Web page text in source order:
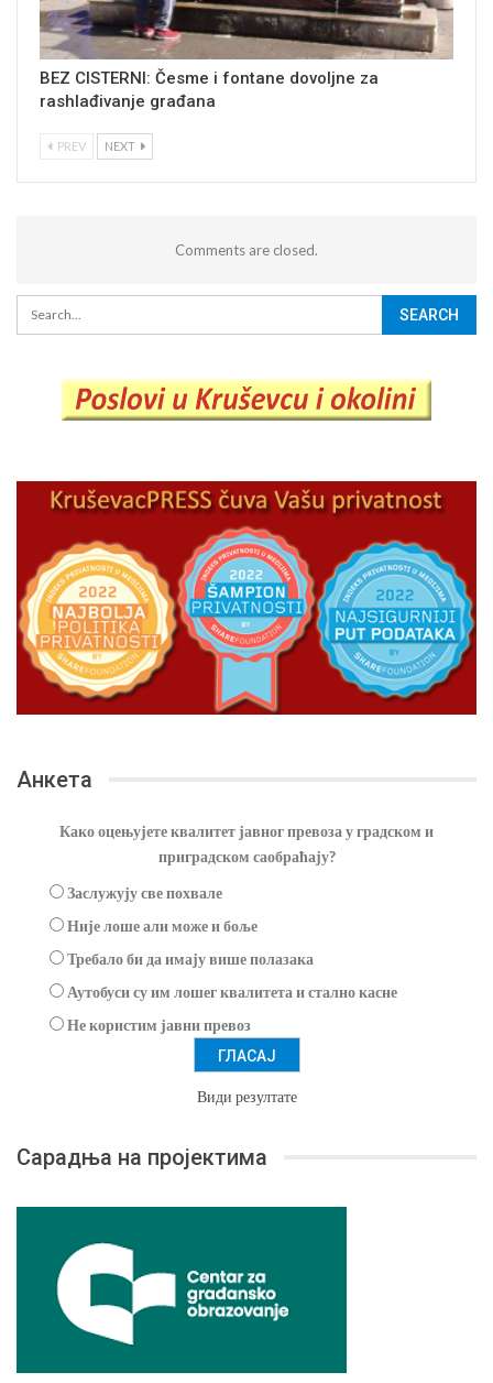
BEZ CISTERNI: Česme i fontane dovoljne za
rashlađivanje građana
PREV NEXT
Comments are closed.
Анкета
Како оцењујете квалитет јавног превоза у градском и
приградском саобраћају?
Заслужују све похвале
Није лоше али може и боље
Требало би да имају више полазака
Аутобуси су им лошег квалитета и стално касне
Не користим јавни превоз
Види резултате
Сарадња на пројектима